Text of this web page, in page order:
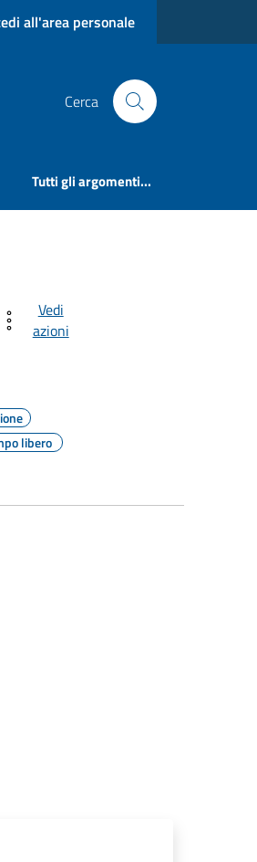
all'area personale
Cerca
Tutti gli argomenti...
Vedi
azioni
libero